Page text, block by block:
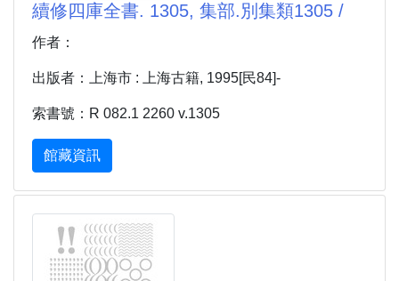
續修四庫全書. 1305, 集部.別集類1305 /
作者：
出版者：上海市 : 上海古籍, 1995[民84]-
索書號：R 082.1 2260 v.1305
館藏資訊